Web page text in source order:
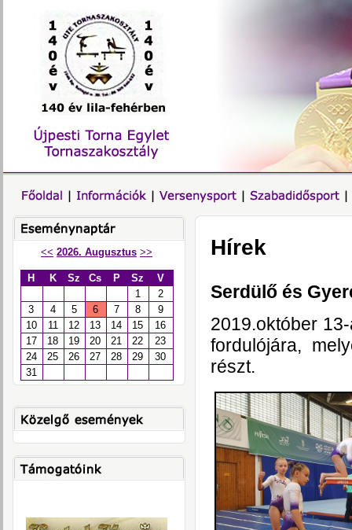
<< 2026. Augusztus >>
H K Sz Cs P Sz
V
1
2
3
4 5 6 7 8
9
10
11 12 13 14 15
16
17
18 19 20 21 22
23
24
25 26 27 28 29
30
31
Hírek
Serdülő és
2019.október
fordulójára,
részt.